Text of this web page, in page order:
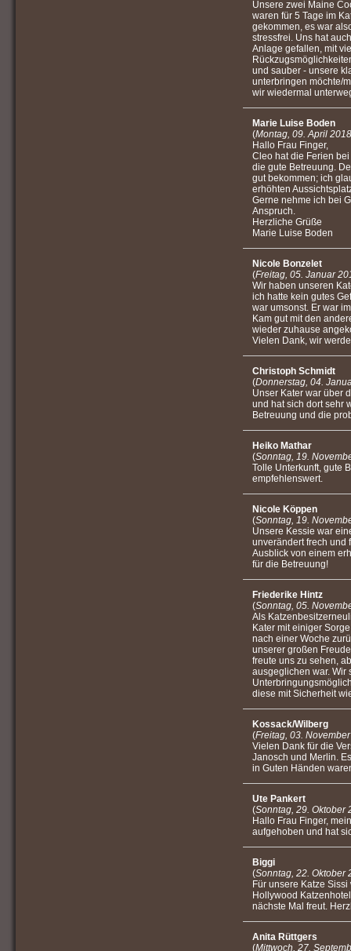
Unsere zwei Maine
waren für 5 Tage im
gekommen, es war
stressfrei. Uns hat
Anlage gefallen, mit
und sauber - unsere
unterbringen möchte/
wir wiedermal
Marie Luise Boden
(Montag, 09. April
Hallo Frau Finger,
Cleo hat die Ferien
die gute Betreuung.
gut bekommen; ich
erhöhten
Gerne nehme ich bei
Anspruch.
Herzliche Grüße
Marie Luise Boden
Nicole Bonzelet
(Freitag, 05. Januar
Wir haben unseren
ich hatte kein gutes
war umsonst. Er war
Kam gut mit den
wieder zuhause
Vielen Dank, wir
Christoph Schmidt
(Donnerstag, 04.
Unser Kater war über
und hat sich dort sehr
Betreuung und die
Heiko Mathar
(Sonntag, 19.
Tolle Unterkunft, gute
empfehlenswert.
Nicole Köppen
(Sonntag, 19.
Unsere Kessie war
unverändert frech und
Ausblick von einem
für die Betreuung!
Friederike Hintz
(Sonntag, 05.
Als
Kater mit einiger
nach einer Woche
unserer großen
freute uns zu sehen,
ausgeglichen war. Wir
diese mit Sicherheit
Kossack/Wilberg
(Freitag, 03.
Vielen Dank für die
Janosch und Merlin.
in Guten Händen
Ute Pankert
(Sonntag, 29. Oktober
Hallo Frau Finger,
aufgehoben und hat
Biggi
(Sonntag, 22. Oktober
Für unsere Katze
Hollywood
nächste Mal freut.
Anita Rüttgers
(Mittwoch, 27.